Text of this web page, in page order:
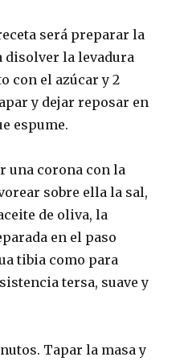
será preparar la
disolver la levadura
con el azúcar y 2
y dejar reposar en
espume.
una corona con la
sobre ella la sal,
de oliva, la
en el paso
tibia como para
tersa, suave y
Tapar la masa y